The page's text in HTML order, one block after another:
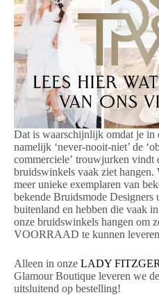
Dat is waarschijnlijk omdat je in
namelijk ‘never-nooit-niet’ de
commerciele’ trouwjurken vindt
bruidswinkels vaak ziet hangen.
meer unieke exemplaren van
bekende Bruidsmode Designers
buitenland en hebben die vaak
onze bruidswinkels hangen om
VOORRAAD te kunnen
Alleen in onze LADY
Glamour Boutique leveren we
uitsluitend op bestelling!